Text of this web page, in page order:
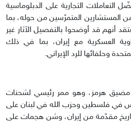
التعاملات التجارية على الدبلوماسية
من المستشارين المتمرّسين من حوله، بما
أنهم قد أوضحوا بالتفصيل الآثار غير
العسكرية مع إيران، بما في ذلك
وحلفائها للرد الإيراني.
هرمز، وهو ممر رئيسي لشحنات
في فلسطين وحزب الله في لبنان على
مقدّمة من إيران، وشن هجمات على